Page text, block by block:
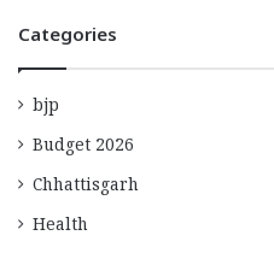
Categories
bjp
Budget 2026
Chhattisgarh
Health